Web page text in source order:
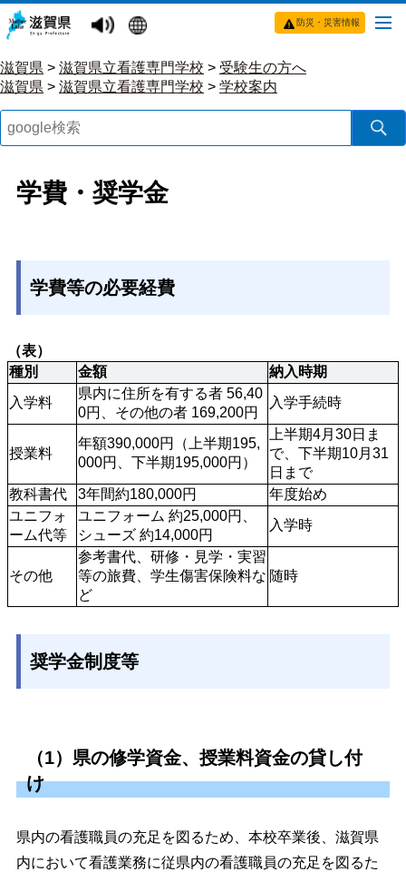
防災・災害情報
滋賀県 > 滋賀県立看護専門学校 > 受験生の方へ
滋賀県 > 滋賀県立看護専門学校 > 学校案内
学費・奨学金
学費等の必要経費
（表）
種別
金額
納入時期
入学料
県内に住所を有する者 56,40
0円、その他の者 169,200円
入学手続時
授業料
年額390,000円（上半期195,
000円、下半期195,000円）
上半期4月30日ま
で、下半期10月31
日まで
教科書代
3年間約180,000円
年度始め
ユニフォ
ーム代等
ユニフォーム 約25,000円、
シューズ 約14,000円
入学時
その他
参考書代、研修・見学・実習
等の旅費、学生傷害保険料な
ど
随時
奨学金制度等
（1）県の修学資金、授業料資金の貸し付
け
県内の看護職員の充足を図るため、本校卒業後、滋賀県
内において看護業務に従県内の看護職員の充足を図るた